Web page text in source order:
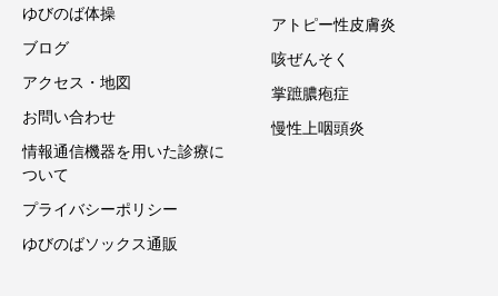
ゆびのば体操
ブログ
アクセス・地図
お問い合わせ
情報通信機器を用いた診療に
ついて
プライバシーポリシー
ゆびのばソックス通販
アトピー性皮膚炎
咳ぜんそく
掌蹠膿疱症
慢性上咽頭炎